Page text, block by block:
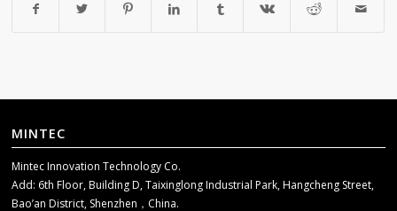
MINTEC
Mintec Innovation Technology Co.
Add: 6th Floor, Building D, Taixinglong Industrial Park, Hangcheng Street,
Bao’an District, Shenzhen，China.